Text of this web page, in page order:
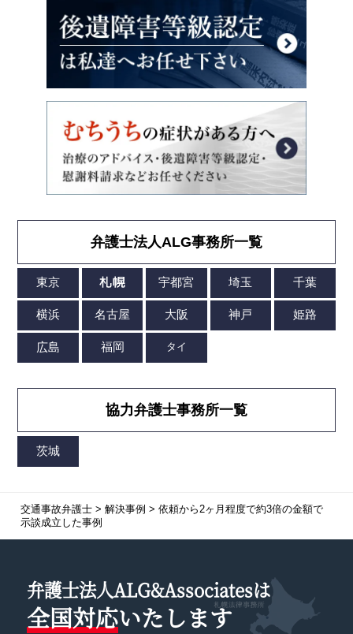
弁護士法人ALG事務所一覧
協力弁護士事務所一覧
交通事故弁護士> 解決事例 > 依頼から2ヶ月程度で約3倍の金額で
示談成立した事例
弁護士法人ALG&Associatesは
全国対応いたします